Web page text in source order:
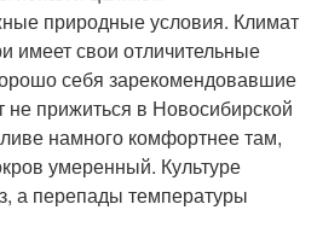
природные условия. Климат
имеет свои отличительные
себя зарекомендовавшие
не прижиться в Новосибирской
намного комфортнее там,
умеренный. Культуре
а перепады температуры